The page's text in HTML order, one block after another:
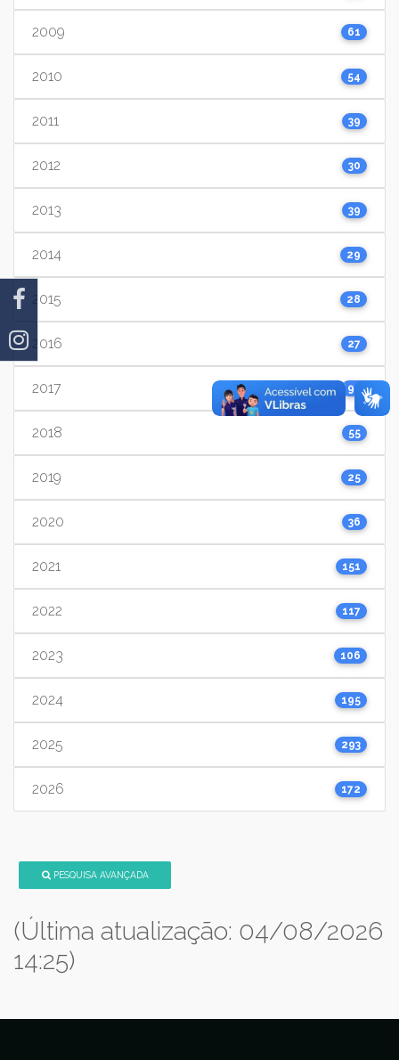
2009 61
2010 54
2011 39
2012 30
2013 39
2014 29
2015 28
2016 27
2017 91
2018 55
2019 25
2020 36
2021 151
2022 117
2023 106
2024 195
2025 293
2026 172
PESQUISA AVANÇADA
(Última atualização: 04/08/2026
14:25)